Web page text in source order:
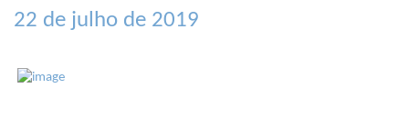
22 de julho de 2019